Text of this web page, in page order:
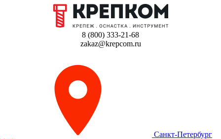
8 (800) 333-21-68
zakaz@krepcom.ru
Санкт-Петербург